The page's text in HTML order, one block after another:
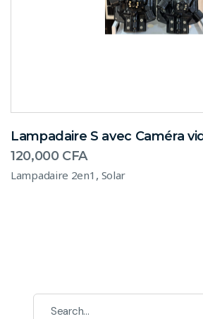
Lampadaire S avec Caméra
120,000 CFA
Lampadaire 2en1 , Solar